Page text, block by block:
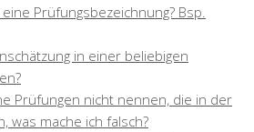
Prüfungsbezeichnung? Bsp.
in einer beliebigen
Prüfungen nicht nennen, die in der
was mache ich falsch?